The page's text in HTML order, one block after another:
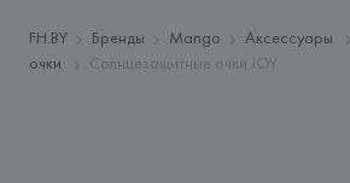
FH.BY Бренды Mango Аксессуары
очки
Солнцезащитные очки JOY